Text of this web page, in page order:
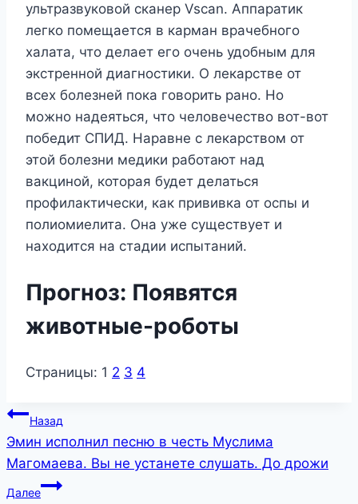
ультразвуковой сканер Vscan. Аппаратик
легко помещается в карман врачебного
халата, что делает его очень удобным для
экстренной диагностики. О лекарстве от
всех болезней пока говорить рано. Но
можно надеяться, что человечество вот-вот
победит СПИД. Наравне с лекарством от
этой болезни медики работают над
вакциной, которая будет делаться
профилактически, как прививка от оспы и
полиомиелита. Она уже существует и
находится на стадии испытаний.
Прогноз: Появятся
животные-роботы
Страницы: 1 2 3 4
Навигация
по
записям
Назад
Эмин исполнил песню в честь Муслима
Магомаева. Вы не устанете слушать. До дрожи
Далее